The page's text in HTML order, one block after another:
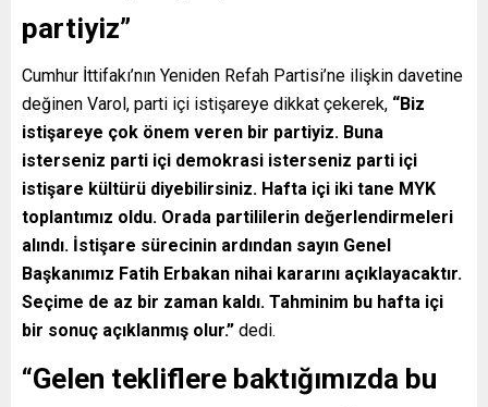
partiyiz”
Cumhur İttifakı’nın Yeniden Refah Partisi’ne ilişkin davetine
değinen Varol, parti içi istişareye dikkat çekerek, “Biz
istişareye çok önem veren bir partiyiz. Buna
isterseniz parti içi demokrasi isterseniz parti içi
istişare kültürü diyebilirsiniz. Hafta içi iki tane MYK
toplantımız oldu. Orada partililerin değerlendirmeleri
alındı. İstişare sürecinin ardından sayın Genel
Başkanımız Fatih Erbakan nihai kararını açıklayacaktır.
Seçime de az bir zaman kaldı. Tahminim bu hafta içi
bir sonuç açıklanmış olur.” dedi.
“Gelen tekliflere baktığımızda bu